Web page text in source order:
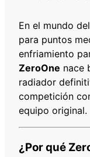
A
C
O
R
O
L
L
E
En el mundo
para puntos
enfriamiento
ZeroOne nace
radiador
competición
equipo original.
¿Por qué